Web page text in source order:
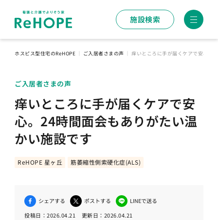
施設検索
ホスピス型住宅のReHOPE ご入居者さまの声 痒いところに手が届くケアで安心。
ご入居者さまの声
痒いところに手が届くケアで安
心。24時間面会もありがたい温
かい施設です
ReHOPE 星ヶ丘 筋萎縮性側索硬化症(ALS)
シェアする ポストする
LINEで送る
投稿日： 2026.04.21 更新日： 2026.04.21